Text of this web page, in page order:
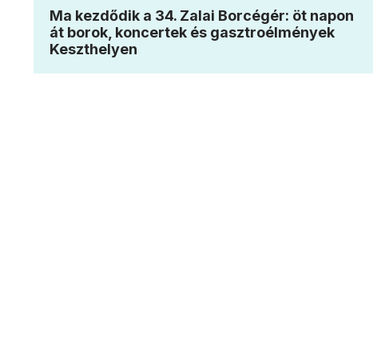
Ma kezdődik a 34. Zalai Borcégér: öt napon
át borok, koncertek és gasztroélmények
Keszthelyen